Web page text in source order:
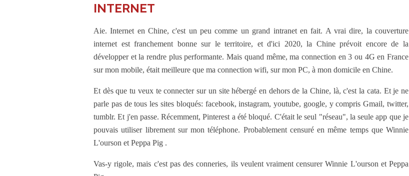
INTERNET
Aie. Internet en Chine, c'est un peu comme un grand intranet en fait. A vrai dire, la couverture
internet est franchement bonne sur le territoire, et d'ici 2020, la Chine prévoit encore de la
développer et la rendre plus performante. Mais quand même, ma connection en 3 ou 4G en France
sur mon mobile, était meilleure que ma connection wifi, sur mon PC, à mon domicile en Chine.
Et dès que tu veux te connecter sur un site hébergé en dehors de la Chine, là, c'est la cata. Et je ne
parle pas de tous les sites bloqués: facebook, instagram, youtube, google, y compris Gmail, twitter,
tumblr. Et j'en passe. Récemment, Pinterest a été bloqué. C'était le seul "réseau", la seule app que je
pouvais utiliser librement sur mon téléphone. Probablement censuré en même temps que Winnie
L'ourson et Peppa Pig .
Vas-y rigole, mais c'est pas des conneries, ils veulent vraiment censurer Winnie L'ourson et Peppa